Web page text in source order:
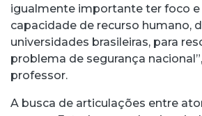
igualmente importante ter foco e
capacidade de recurso humano,
universidades brasileiras, para
problema de segurança
professor.
A busca de articulações entre